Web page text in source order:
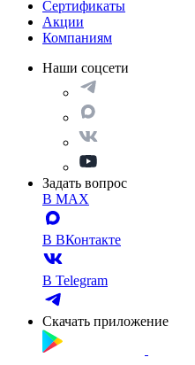
Сертификаты
Акции
Компаниям
Наши соцсети
Задать вопрос
В MAX
В ВКонтакте
В Telegram
Скачать приложение